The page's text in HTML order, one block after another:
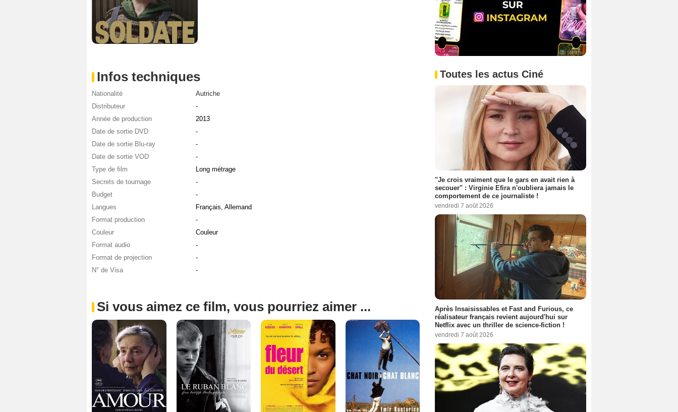
Infos techniques
Nationalité
Autriche
Distributeur
-
Année de production
2013
Date de sortie DVD
-
Date de sortie Blu-ray
-
Date de sortie VOD
-
Type de film
Long métrage
Secrets de tournage
-
Budget
-
Langues
Français, Allemand
Format production
-
Couleur
Couleur
Format audio
-
Format de projection
-
N° de Visa
-
Si vous aimez ce film, vous pourriez aimer ...
Toutes les actus Ciné
"Je crois vraiment que le gars en avait rien à
secouer" : Virginie Efira n'oubliera jamais le
comportement de ce journaliste !
vendredi 7 août 2026
Après Insaisissables et Fast and Furious, ce
réalisateur français revient aujourd'hui sur
Netflix avec un thriller de science-fiction !
vendredi 7 août 2026